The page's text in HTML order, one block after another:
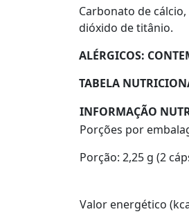
Carbonato de
dióxido de titânio.
ALÉRGICOS:
TABELA
INFORMAÇÃO
Porções por
Porção: 2,25 g (2
Valor energético